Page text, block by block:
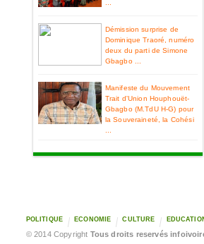
Démission surprise de
Dominique Traoré, numéro
deux du parti de Simone
Gbagbo ...
Manifeste du Mouvement
Trait d'Union Houphouët-
Gbagbo (M.TdU H-G) pour
la Souveraineté, la Cohési
POLITIQUE ECONOMIE CULTURE
© 2014 Copyright Tous droits reservés